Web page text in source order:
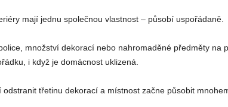
mají jednu společnou vlastnost – působí uspořádaně.
množství dekorací nebo nahromaděné předměty na
i když je domácnost uklizená.
odstranit třetinu dekorací a místnost začne působit